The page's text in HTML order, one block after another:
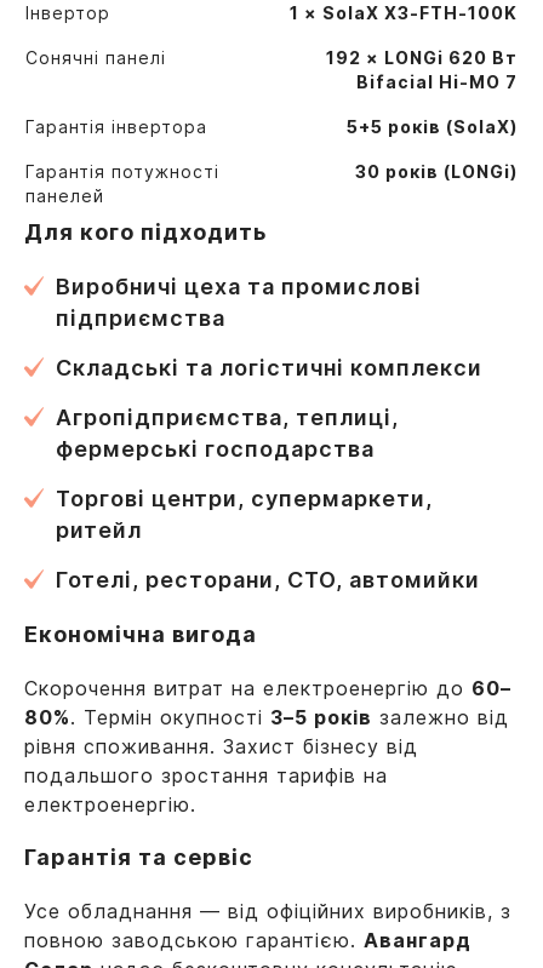
Інвертор 1 × SolaX X3-FTH-100K
Сонячні панелі
192 × LONGi 620 Вт
Bifacial Hi-MO 7
Гарантія інвертора 5+5 років (SolaX)
Гарантія потужності
панелей
30 років (LONGi)
Для кого підходить
Виробничі цеха та промислові
підприємства
Складські та логістичні комплекси
Агропідприємства, теплиці,
фермерські господарства
Торгові центри, супермаркети,
ритейл
Готелі, ресторани, СТО, автомийки
Економічна вигода
Скорочення витрат на електроенергію до 60–
80%. Термін окупності 3–5 років залежно від
рівня споживання. Захист бізнесу від
подальшого зростання тарифів на
електроенергію.
Гарантія та сервіс
Усе обладнання — від офіційних виробників, з
повною заводською гарантією. Авангард